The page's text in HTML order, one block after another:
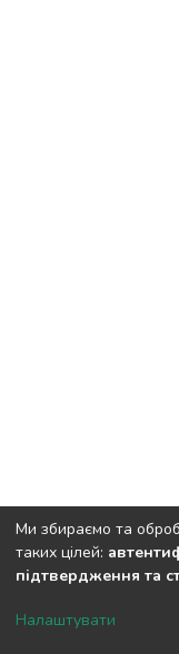
DSpace software
Ми збираємо та
таких цілей:
підтвердження та
Налаштувати